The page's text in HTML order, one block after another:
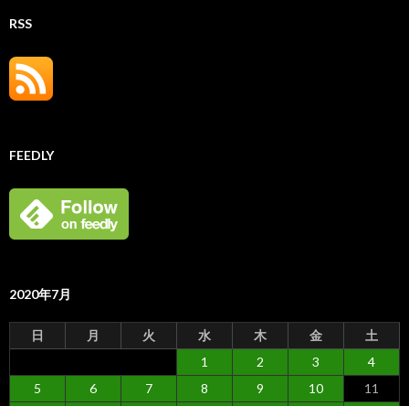
RSS
FEEDLY
2020年7月
日 月 火 水 木 金 土
1 2 3
4
5
6 7 8 9 10
11